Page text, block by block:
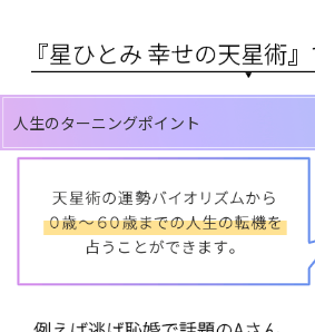
人生のターニングポイント